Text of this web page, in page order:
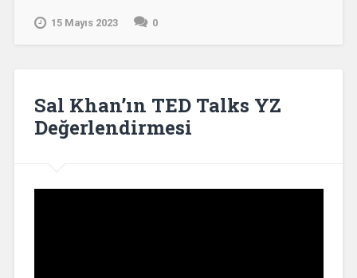
15 Mayıs 2023 0
Sal Khan’ın TED Talks YZ
Değerlendirmesi